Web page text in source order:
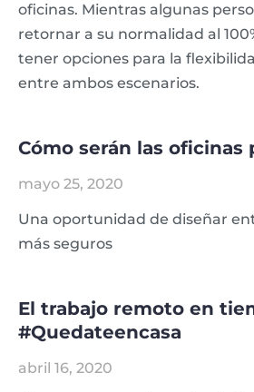
oficinas. Mientras algunas
retornar a su normalidad al
tener opciones para la
entre ambos escenarios.
Cómo serán las oficinas
mayo 25, 2020
Una oportunidad de diseñar
más seguros
El trabajo remoto en
#Quedateencasa
abril 16, 2020